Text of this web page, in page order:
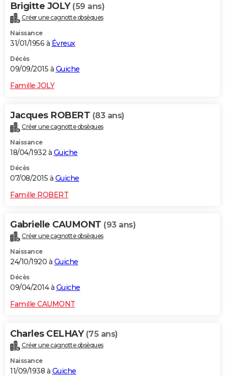
Brigitte JOLY (59 ans)
Créer une cagnotte obsèques
Naissance
31/01/1956 à Évreux
Décès
09/09/2015 à Guiche
Famille JOLY
Jacques ROBERT (83 ans)
Créer une cagnotte obsèques
Naissance
18/04/1932 à Guiche
Décès
07/08/2015 à Guiche
Famille ROBERT
Gabrielle CAUMONT (93 ans)
Créer une cagnotte obsèques
Naissance
24/10/1920 à Guiche
Décès
09/04/2014 à Guiche
Famille CAUMONT
Charles CELHAY (75 ans)
Créer une cagnotte obsèques
Naissance
11/09/1938 à Guiche